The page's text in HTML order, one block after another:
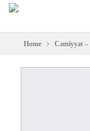
Home Cəmiyyət